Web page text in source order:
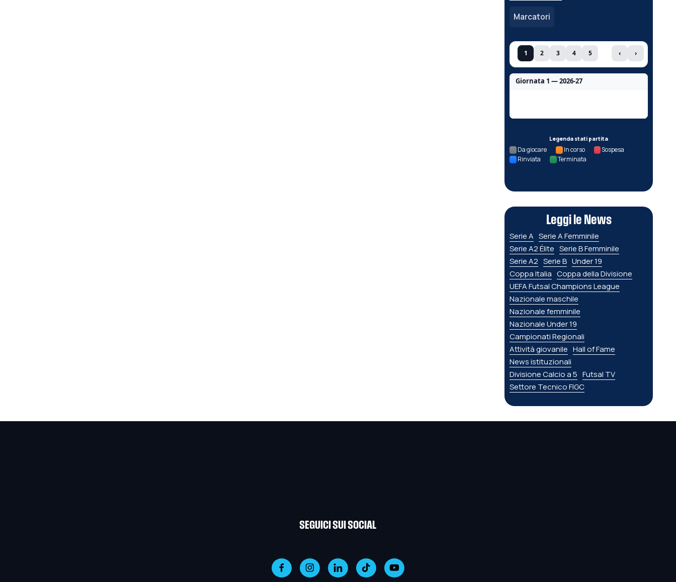
Marcatori
1 2 3 4 5 ‹ ›
Giornata 1 — 2026-27
Legenda stati partita
Da giocare In corso
Sospesa
Rinviata
Terminata
Leggi le News
Serie A Serie A Femminile
Serie A2 Élite Serie B Femminile
Serie A2 Serie B Under 19
Coppa Italia Coppa della Divisione
UEFA Futsal Champions League
Nazionale maschile
Nazionale femminile
Nazionale Under 19
Campionati Regionali
Attività giovanile Hall of Fame
News istituzionali
Divisione Calcio a 5 Futsal TV
Settore Tecnico FIGC
SEGUICI SUI SOCIAL